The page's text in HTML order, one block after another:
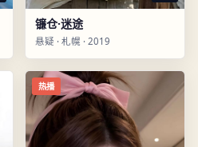
镰仓·迷途
悬疑 · 札幌 · 2019
热播